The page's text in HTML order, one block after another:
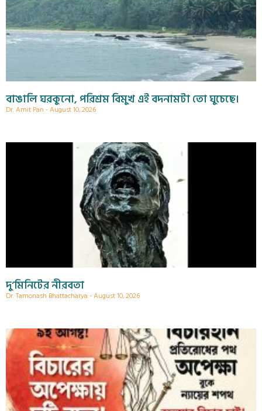
বাঙালি ঘরকুনো, পরিশ্রম বিমুখ এই বদনামটা তো ঘুচেছে।
Dr. Amit Pan August 10, 2026
দু’মিনিটের নীরবতা
Dr. Tamonash Bhattacharya August 10, 2026